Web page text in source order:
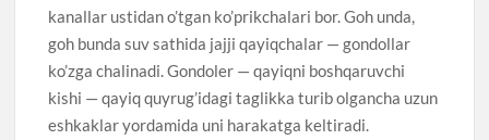
kanallar ustidan o’tgan ko’prikchalari bor. Goh unda,
goh bunda suv sathida jajji qayiqchalar — gondollar
ko’zga chalinadi. Gondoler — qayiqni boshqaruvchi
kishi — qayiq quyrug’idagi taglikka turib olgancha uzun
eshkaklar yordamida uni harakatga keltiradi.